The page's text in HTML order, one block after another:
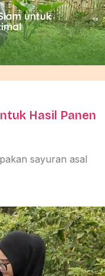
Hasil Panen
sayuran asal